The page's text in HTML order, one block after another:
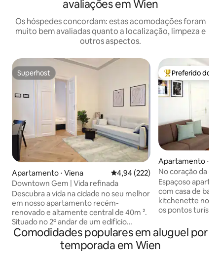
avaliações em Wien
Os hóspedes concordam: estas acomodações foram
muito bem avaliadas quanto a localização, limpeza e
outros aspectos.
Superhost
Superhost
Apartamento ⋅ Viena 4,94 de uma avaliação média de
4,94 (222)
Downtown Gem | Vida refinada
Descubra a vida na cidade no seu melhor
em nosso apartamento recém-
renovado e altamente central de 40m ².
Situado no 2º andar de um edifício
histórico, este espaço exclusivo possui
uma espaçosa sala de estar, quarto
confortável, banheiro com vaso sanitário
Entre os
Preferido dos
Apartamento ⋅
No coração da
Espaçoso
com casa de
kitchenette no
os pontos
poucos minutos. Luxuoso apto de 50 m²,
localizado
cidade, a 5
Comodidades populares em aluguel por
temporada em Wien